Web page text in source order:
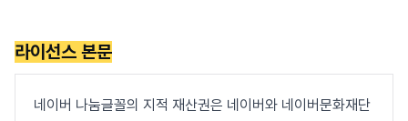
라이선스 본문
네이버 나눔글꼴의 지적 재산권은 네이버와 네이버문화재단